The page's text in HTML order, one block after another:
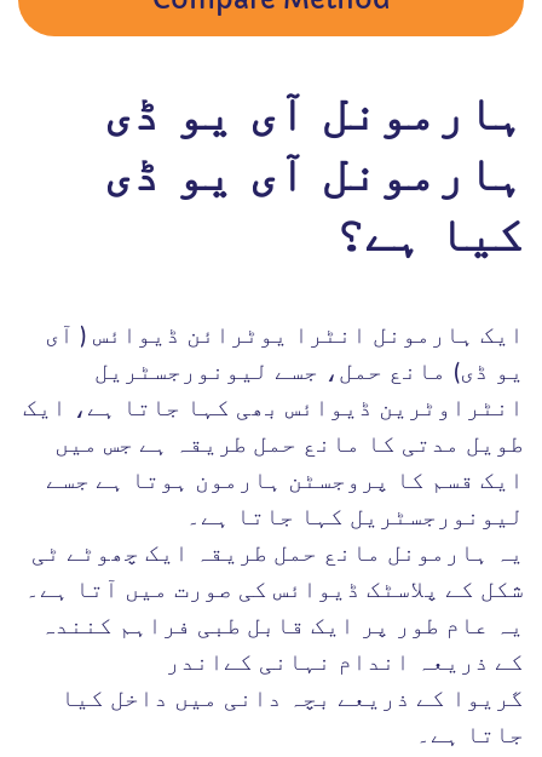
ہارمونل آی یو ڈی
ہارمونل آی یو ڈی
کیا ہے؟
ایک ہارمونل انٹرا یوٹرائن ڈیوائس ( آی
یو ڈی) مانع حمل، جسے لیونورجسٹریل
انٹراوٹرین ڈیوائس بھی کہا جاتا ہے، ایک
طویل مدتی کا مانع حمل طریقہ ہے جس میں
ایک قسم کا پروجسٹن ہارمون ہوتا ہے جسے
لیونورجسٹریل کہا جاتا ہے۔
یہ ہارمونل مانع حمل طریقہ ایک چھوٹے ٹی
شکل کے پلاسٹک ڈیوائس کی صورت میں آتا ہے۔
یہ عام طور پر ایک قابل طبی فراہم کنندہ
کے ذریعہ اندام نہانی کےاندر
گریوا کے ذریعے بچہ دانی میں داخل کیا
جاتا ہے۔